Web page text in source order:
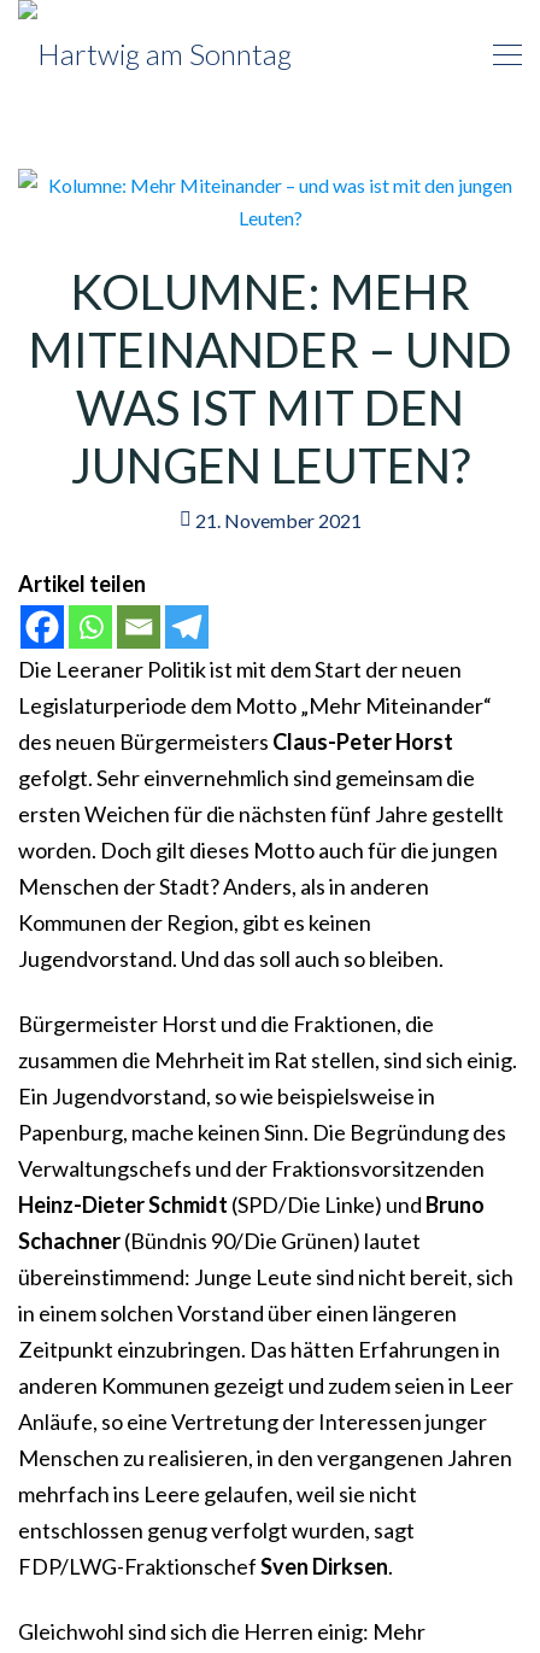
KOLUMNE: MEHR
MITEINANDER – UND
WAS IST MIT DEN
JUNGEN LEUTEN?
21. November 2021
Artikel teilen
Die Leeraner Politik ist mit dem Start der neuen
Legislaturperiode dem Motto „Mehr Miteinander“
des neuen Bürgermeisters Claus-Peter Horst
gefolgt. Sehr einvernehmlich sind gemeinsam die
ersten Weichen für die nächsten fünf Jahre gestellt
worden. Doch gilt dieses Motto auch für die jungen
Menschen der Stadt? Anders, als in anderen
Kommunen der Region, gibt es keinen
Jugendvorstand. Und das soll auch so bleiben.
Bürgermeister Horst und die Fraktionen, die
zusammen die Mehrheit im Rat stellen, sind sich einig.
Ein Jugendvorstand, so wie beispielsweise in
Papenburg, mache keinen Sinn. Die Begründung des
Verwaltungschefs und der Fraktionsvorsitzenden
Heinz-Dieter Schmidt (SPD/Die Linke) und Bruno
Schachner(Bündnis 90/Die Grünen) lautet
übereinstimmend: Junge Leute sind nicht bereit, sich
in einem solchen Vorstand über einen längeren
Zeitpunkt einzubringen. Das hätten Erfahrungen in
anderen Kommunen gezeigt und zudem seien in Leer
Anläufe, so eine Vertretung der Interessen junger
Menschen zu realisieren, in den vergangenen Jahren
mehrfach ins Leere gelaufen, weil sie nicht
entschlossen genug verfolgt wurden, sagt
FDP/LWG-FraktionschefSven Dirksen.
Gleichwohl sind sich die Herren einig: Mehr